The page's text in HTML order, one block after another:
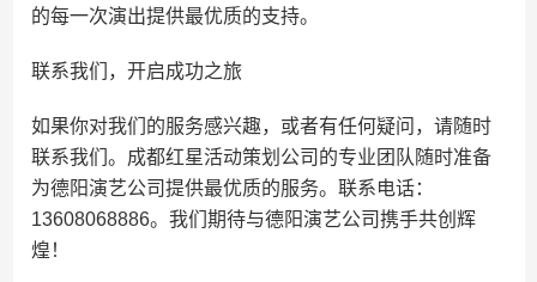
的每一次演出提供最优质的支持。
联系我们，开启成功之旅
如果你对我们的服务感兴趣，或者有任何疑问，请随时
联系我们。成都红星活动策划公司的专业团队随时准备
为德阳演艺公司提供最优质的服务。联系电话：
13608068886。我们期待与德阳演艺公司携手共创辉
煌！